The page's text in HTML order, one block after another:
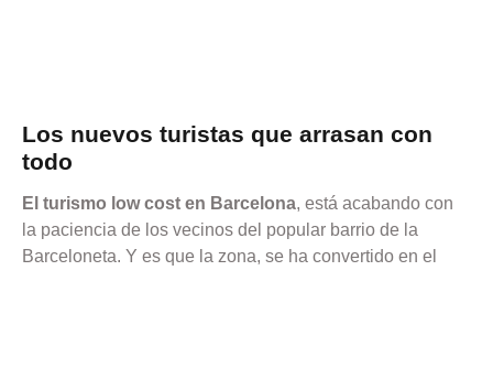
Los nuevos turistas que arrasan con
todo
El turismo low cost en Barcelona, está acabando con
la paciencia de los vecinos del popular barrio de la
Barceloneta. Y es que la zona, se ha convertido en el